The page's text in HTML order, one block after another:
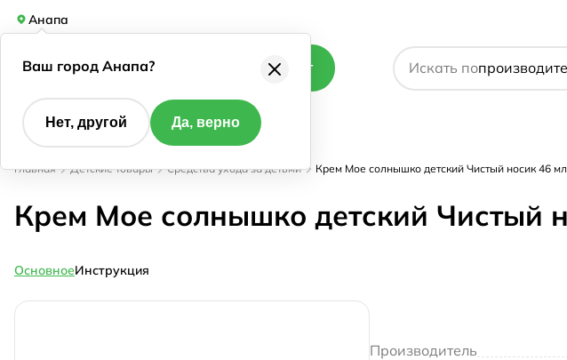
Анапа
Каталог Искать по
Главная Детские товары Средства ухода за детьми Крем Мое солнышко детский Чистый носик 46 мл
Крем Мое солнышко детский Чистый
ОсновноеИнструкция
Производитель
Ваш город Анапа?
Нет, другой Да, верно